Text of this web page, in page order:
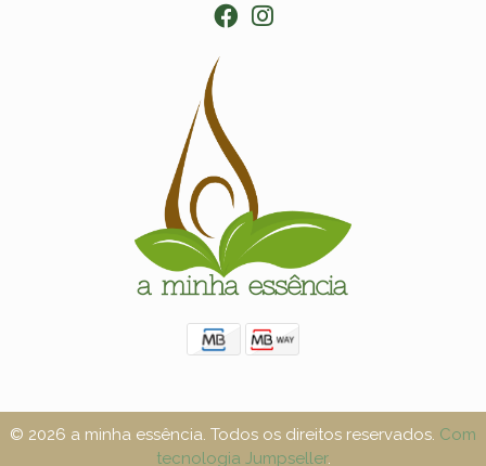
© 2026 a minha essência. Todos os direitos reservados. Com
tecnologia Jumpseller.